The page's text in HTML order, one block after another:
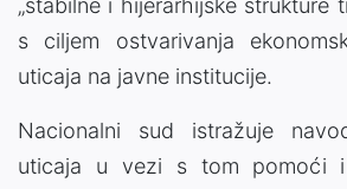
„stabilne i hijerarhijske strukture
s ciljem ostvarivanja
uticaja na javne institucije.
Nacionalni sud istražuje
uticaja u vezi s tom pomoći